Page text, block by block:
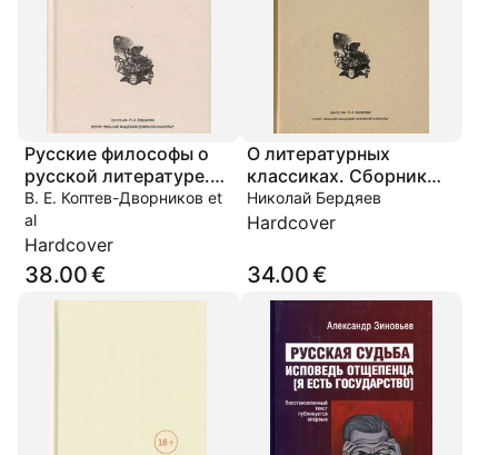
Русские философы о
русской литературе.
Сборник статей
В. Е. Коптев-Дворников et
al
Hardcover
38.00 €
О литературных
классиках. Сборник
статей
Николай Бердяев
Hardcover
34.00 €